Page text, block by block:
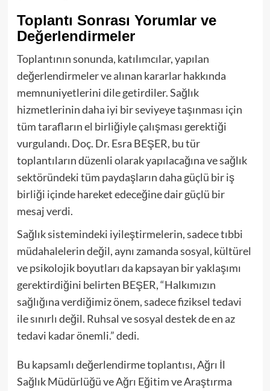
Toplantı Sonrası Yorumlar ve
Değerlendirmeler
Toplantının sonunda, katılımcılar, yapılan
değerlendirmeler ve alınan kararlar hakkında
memnuniyetlerini dile getirdiler. Sağlık
hizmetlerinin daha iyi bir seviyeye taşınması için
tüm tarafların el birliğiyle çalışması gerektiği
vurgulandı. Doç. Dr. Esra BEŞER, bu tür
toplantıların düzenli olarak yapılacağına ve sağlık
sektöründeki tüm paydaşların daha güçlü bir iş
birliği içinde hareket edeceğine dair güçlü bir
mesaj verdi.
Sağlık sistemindeki iyileştirmelerin, sadece tıbbi
müdahalelerin değil, aynı zamanda sosyal, kültürel
ve psikolojik boyutları da kapsayan bir yaklaşımı
gerektirdiğini belirten BEŞER, “Halkımızın
sağlığına verdiğimiz önem, sadece fiziksel tedavi
ile sınırlı değil. Ruhsal ve sosyal destek de en az
tedavi kadar önemli.” dedi.
Bu kapsamlı değerlendirme toplantısı, Ağrı İl
Sağlık Müdürlüğü ve Ağrı Eğitim ve Araştırma